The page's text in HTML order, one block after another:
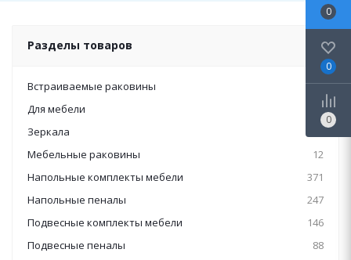
Разделы товаров
Встраиваемые раковины
1
Для мебели
5
Зеркала
Мебельные раковины
12
Напольные комплекты мебели
371
Напольные пеналы
247
Подвесные комплекты мебели
146
Подвесные пеналы
88
0
0
0